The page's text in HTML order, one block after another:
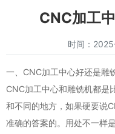
CNC加工
时间：
一、CNC加工中心好还是雕
CNC加工中心和雕铣机都是
和不同的地方，如果硬要说
准确的答案的。用处不一样